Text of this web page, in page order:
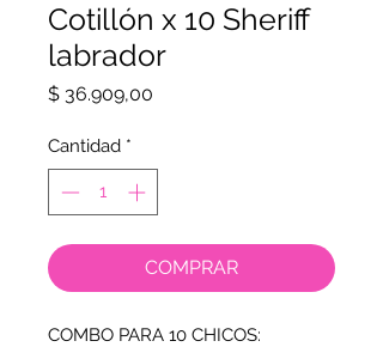
Cotillón x 10 Sheriff
labrador
$ 36.909,00
Cantidad *
COMPRAR
COMBO PARA 10 CHICOS: